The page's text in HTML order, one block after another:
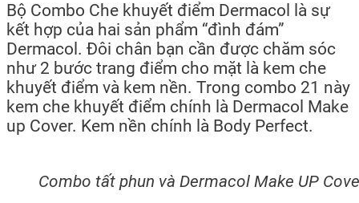
Bộ Combo Che khuyết điểm Dermacol là sự
kết hợp của hai sản phẩm “đình đám”
Dermacol. Đôi chân bạn cần được chăm sóc
như 2 bước trang điểm cho mặt là kem che
khuyết điểm và kem nền. Trong combo 21 này
kem che khuyết điểm chính là Dermacol Make
up Cover. Kem nền chính là Body Perfect.
Combo tất phun và Dermacol Make UP